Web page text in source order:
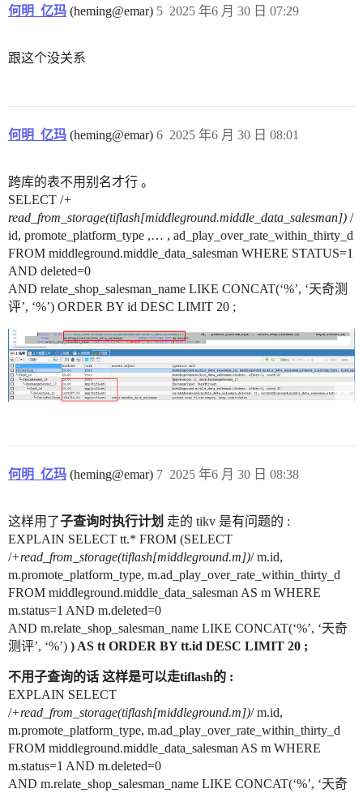
何明_亿玛 (heming@emar) 2025 年6 月 30 日 07:29
5
跟这个没关系
何明_亿玛 (heming@emar) 2025 年6 月 30 日 08:01
6
跨库的表不用别名才行 。
SELECT /+
read_from_storage(tiflash[middleground.middle_data_salesman]) /
id, promote_platform_type ,… , ad_play_over_rate_within_thirty_d
FROM middleground.middle_data_salesman WHERE STATUS=1
AND deleted=0
AND relate_shop_salesman_name LIKE CONCAT(‘%’, ‘天奇测
评’, ‘%’) ORDER BY id DESC LIMIT 20 ;
何明_亿玛 (heming@emar) 2025 年6 月 30 日 08:38
7
这样用了子查询时执行计划 走的 tikv 是有问题的 :
EXPLAIN SELECT tt.* FROM (SELECT
/+read_from_storage(tiflash[middleground.m])/ m.id,
m.promote_platform_type, m.ad_play_over_rate_within_thirty_d
FROM middleground.middle_data_salesman AS m WHERE
m.status=1 AND m.deleted=0
AND m.relate_shop_salesman_name LIKE CONCAT(‘%’, ‘天奇
测评’, ‘%’) ) AS tt ORDER BY tt.id DESC LIMIT 20 ;
不用子查询的话 这样是可以走tiflash的 :
EXPLAIN SELECT
/+read_from_storage(tiflash[middleground.m])/ m.id,
m.promote_platform_type, m.ad_play_over_rate_within_thirty_d
FROM middleground.middle_data_salesman AS m WHERE
m.status=1 AND m.deleted=0
AND m.relate_shop_salesman_name LIKE CONCAT(‘%’, ‘天奇